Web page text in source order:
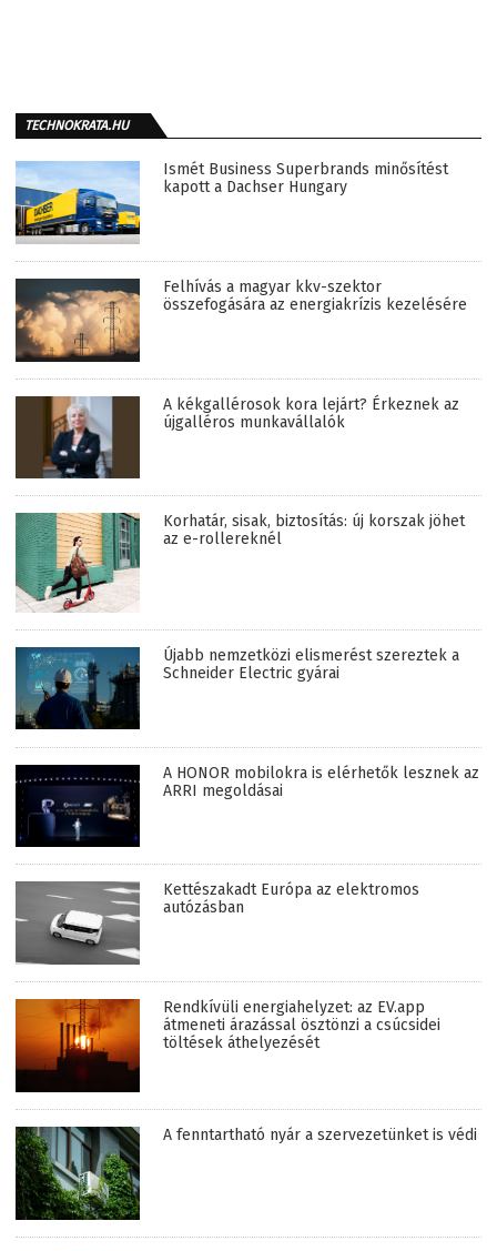
TECHNOKRATA.HU
Ismét Business Superbrands minősítést
kapott a Dachser Hungary
Felhívás a magyar kkv-szektor
összefogására az energiakrízis kezelésére
A kékgallérosok kora lejárt? Érkeznek az
újgalléros munkavállalók
Korhatár, sisak, biztosítás: új korszak jöhet
az e-rollereknél
Újabb nemzetközi elismerést szereztek a
Schneider Electric gyárai
A HONOR mobilokra is elérhetők lesznek az
ARRI megoldásai
Kettészakadt Európa az elektromos
autózásban
Rendkívüli energiahelyzet: az EV.app
átmeneti árazással ösztönzi a csúcsidei
töltések áthelyezését
A fenntartható nyár a szervezetünket is védi